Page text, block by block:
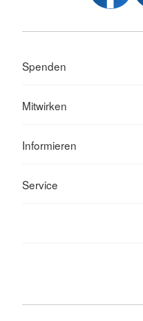
Spenden
Mitwirken
Informieren
Service